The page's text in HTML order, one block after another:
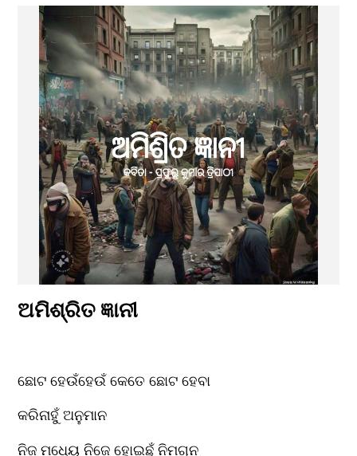
ଅମିଶ୍ରିତ ଜ୍ଞାନୀ
ଛୋଟ ହେଉଁହେଉଁ କେତେ ଛୋଟ ହେବା
କରିନାହୁଁ ଅନୁମାନ
ନିଜ ମଧ୍ୟେ ନିଜେ ହୋଇଛୁଁ ନିମଗ୍ନ